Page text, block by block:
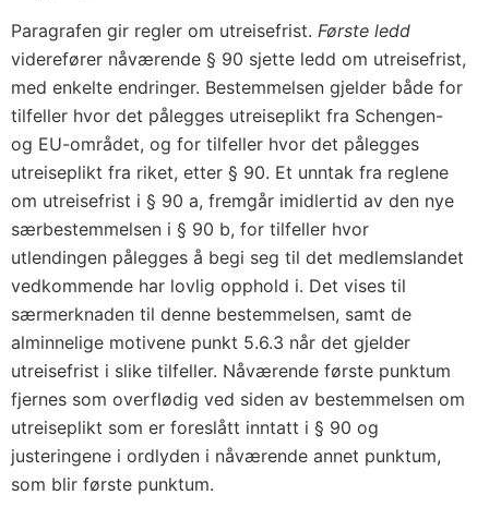
Paragrafen gir regler om utreisefrist. Første ledd
viderefører nåværende § 90 sjette ledd om utreisefrist,
med enkelte endringer. Bestemmelsen gjelder både for
tilfeller hvor det pålegges utreiseplikt fra Schengen-
og EU-området, og for tilfeller hvor det pålegges
utreiseplikt fra riket, etter § 90. Et unntak fra reglene
om utreisefrist i § 90 a, fremgår imidlertid av den nye
særbestemmelsen i § 90 b, for tilfeller hvor
utlendingen pålegges å begi seg til det medlemslandet
vedkommende har lovlig opphold i. Det vises til
særmerknaden til denne bestemmelsen, samt de
alminnelige motivene punkt 5.6.3 når det gjelder
utreisefrist i slike tilfeller. Nåværende første punktum
fjernes som overflødig ved siden av bestemmelsen om
utreiseplikt som er foreslått inntatt i § 90 og
justeringene i ordlyden i nåværende annet punktum,
som blir første punktum.